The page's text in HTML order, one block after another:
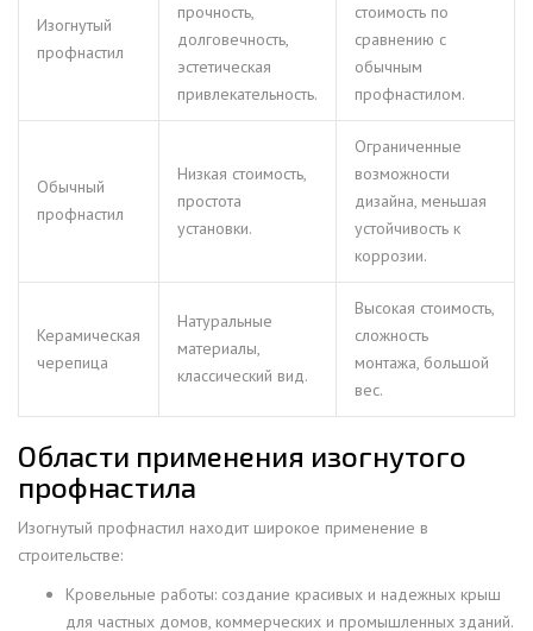
Изогнутый
профнастил
прочность,
долговечность,
эстетическая
привлекательность.
стоимость по
сравнению с
обычным
профнастилом.
Обычный
профнастил
Низкая стоимость,
простота
установки.
Ограниченные
возможности
дизайна, меньшая
устойчивость к
коррозии.
Керамическая
черепица
Натуральные
материалы,
классический вид.
Высокая стоимость,
сложность
монтажа, большой
вес.
Области применения изогнутого
профнастила
Изогнутый профнастил находит широкое применение в
строительстве:
Кровельные работы: создание красивых и надежных крыш
для частных домов, коммерческих и промышленных зданий.